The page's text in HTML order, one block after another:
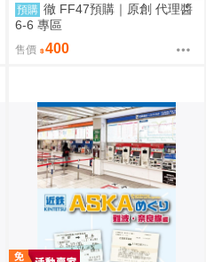
預購 徹 FF47預購｜原創 代理醬
6-6 專區
售價 400